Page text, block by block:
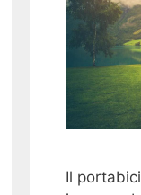
Il